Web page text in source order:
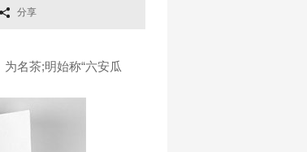
分享
名茶;明始称“六安瓜